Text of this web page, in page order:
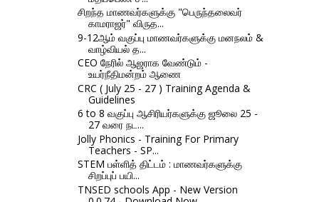
சிறந்த மாணவர்களுக்கு "பெருந்தலைவர்
காமராஜர்" விருத...
9-12ஆம் வகுப்பு மாணவர்களுக்கு மனநலம் &
வாழ்வியல் த...
CEO நேரில் ஆஜராக வேண்டும் -
உயர்நீதிமன்றம் ஆணை
CRC ( July 25 - 27 ) Training Agenda &
Guidelines
6 to 8 வகுப்பு ஆசிரியர்களுக்கு ஜூலை 25 -
27 வரை நட...
Jolly Phonics - Training For Primary
Teachers - SP...
STEM பள்ளித் திட்டம் : மாணவர்களுக்கு
சிறப்புப் பயி...
TNSED schools App - New Version